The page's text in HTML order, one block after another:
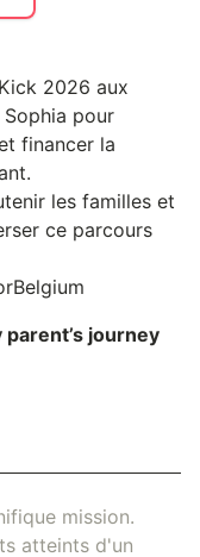
2026 aux
Sophia pour
financer la
les familles et
ce parcours
journey
mission.
atteints d'un